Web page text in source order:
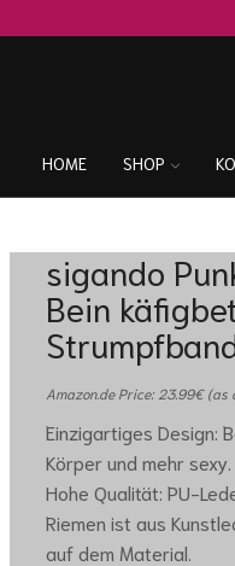
Sie sind auf der
HOME SHOP
sigando
Bein
Amazon.de Price: 23.99€(as
Einzigartiges Design:
Körper und mehr sexy.
Hohe Qualität: PU-
Riemen ist aus
auf dem Material.